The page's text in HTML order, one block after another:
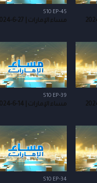
S10 EP-45
مساء الإمارات | 27-6-2024
S10 EP-39
مساء الإمارات | 14-6-2024
S10 EP-34